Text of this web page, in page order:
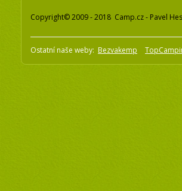
Copyright© 2009 - 2018 Camp.cz - Pavel
Ostatní naše weby: Bezvakemp